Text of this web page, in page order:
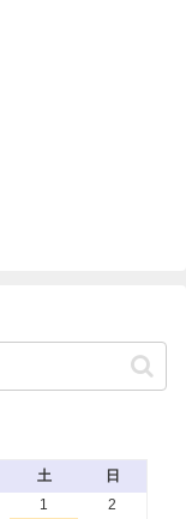
土
日
1
2